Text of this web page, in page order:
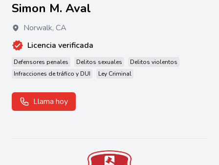
Simon M. Aval
Norwalk, CA
Licencia verificada
Defensores penales Delitos sexuales
Delitos violentos
Infracciones de tráfico y DUI
Ley Criminal
Llama hoy